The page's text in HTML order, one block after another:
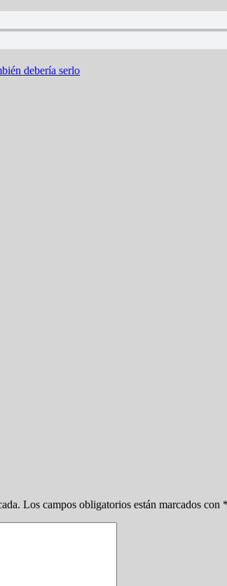
debería serlo
Los campos obligatorios están marcados con *